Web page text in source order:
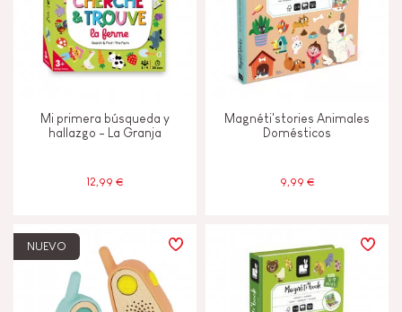
6-7 6 - 7 años
8+ A partir de 8 años
-2 Menos de 2 años
JANOD ESTÁ COMPROMETIDO
Made in France
Mi primera búsqueda y
hallazgo - La Granja
12,99 €
Magnéti'stories Animales
Domésticos
9,99 €
NUEVO